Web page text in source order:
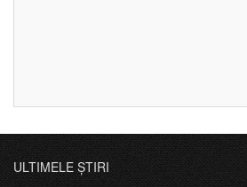
ULTIMELE ȘTIRI